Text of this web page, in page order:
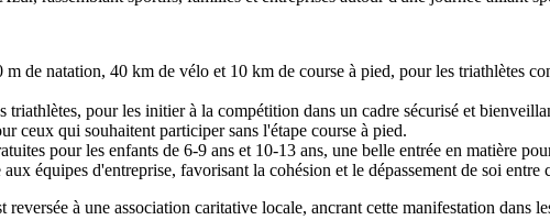
de natation, 40 km de vélo et 10 km de course à pied, pour les triathlètes
triathlètes, pour les initier à la compétition dans un cadre sécurisé et
ceux qui souhaitent participer sans l'étape course à pied.
pour les enfants de 6-9 ans et 10-13 ans, une belle entrée en matière
équipes d'entreprise, favorisant la cohésion et le dépassement de soi entre
reversée à une association caritative locale, ancrant cette manifestation dans